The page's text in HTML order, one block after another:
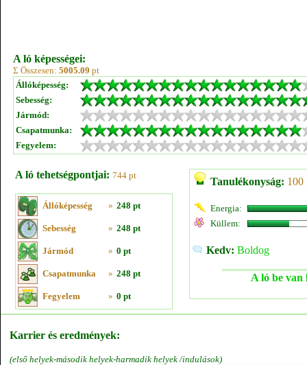
A ló képességei:
Σ Összesen: 5005.09 pt
Állóképesség:
Sebesség:
Jármód:
Csapatmunka:
Fegyelem:
A ló tehetségpontjai: 744 pt
Állóképesség » 248 pt
Sebesség » 248 pt
Jármód » 0 pt
Csapatmunka » 248 pt
Fegyelem » 0 pt
Tanulékonyság: 100
Energia:
Küllem:
Kedv: Boldog
A ló be van
Karrier és eredmények:
(első helyek-második helyek-harmadik helyek /indulások)